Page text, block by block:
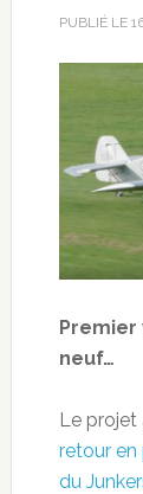
PUBLIÉ LE
Premier
neuf…
Le projet
retour en
du